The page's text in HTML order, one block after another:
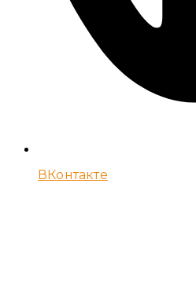
ВКонтакте